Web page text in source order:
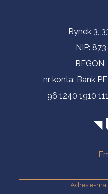
Informacje
Rynek 3,
NIP:
nr konta: Bank
96 1240 1910
Adres e-